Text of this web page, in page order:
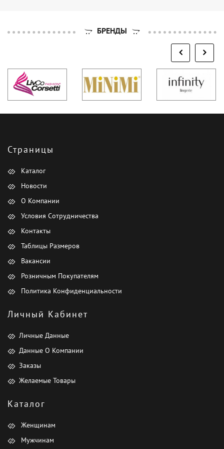
БРЕНДЫ
Страницы
Каталог
Новости
О Компании
Условия Сотрудничества
Контакты
Таблицы Размеров
Вакансии
Розничным Покупателям
Политика Конфиденциальности
Личный Кабинет
Личные Данные
Данные О Компании
Заказы
Желаемые Товары
Каталог
Женщинам
Мужчинам